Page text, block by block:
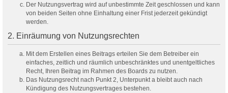
Der Nutzungsvertrag wird auf unbestimmte Zeit geschlossen und kann
von beiden Seiten ohne Einhaltung einer Frist jederzeit gekündigt
werden.
2. Einräumung von Nutzungsrechten
Mit dem Erstellen eines Beitrags erteilen Sie dem Betreiber ein
einfaches, zeitlich und räumlich unbeschränktes und unentgeltliches
Recht, Ihren Beitrag im Rahmen des Boards zu nutzen.
Das Nutzungsrecht nach Punkt 2, Unterpunkt a bleibt auch nach
Kündigung des Nutzungsvertrages bestehen.